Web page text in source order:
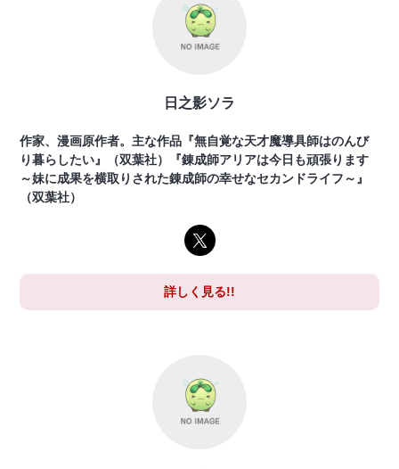
日之影ソラ
作家、漫画原作者。主な作品『無自覚な天才魔導具師はのんび
り暮らしたい』（双葉社）『錬成師アリアは今日も頑張ります
～妹に成果を横取りされた錬成師の幸せなセカンドライフ～』
（双葉社）
詳しく見る!!